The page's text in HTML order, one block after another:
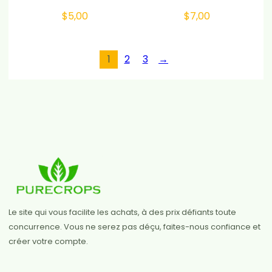
$5,00 $7,00
1 2 3 →
Le site qui vous facilite les achats, à des prix défiants toute
concurrence. Vous ne serez pas déçu, faites-nous confiance et
créer votre compte.